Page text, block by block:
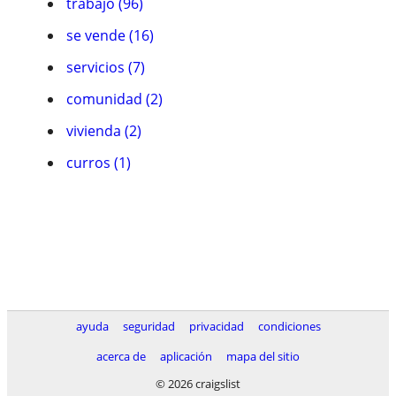
se vende (16)
servicios (7)
comunidad (2)
vivienda (2)
curros (1)
ayuda seguridad privacidad
condiciones
acerca de
aplicación
mapa del sitio
© 2026 craigslist